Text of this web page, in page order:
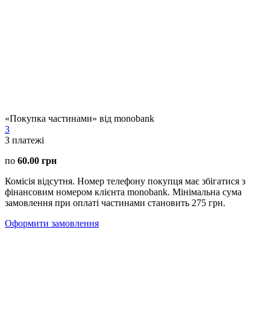
«Покупка частинами» від monobank
3
3 платежі
по 60.00 грн
Комісія відсутня. Номер телефону покупця має збігатися з
фінансовим номером клієнта monobank. Мінімальна сума
замовлення при оплаті частинами становить 275 грн.
Оформити замовлення